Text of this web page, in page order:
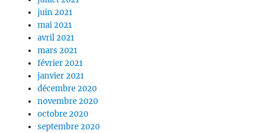
juin 2021
mai 2021
avril 2021
mars 2021
février 2021
janvier 2021
décembre 2020
novembre 2020
octobre 2020
septembre 2020